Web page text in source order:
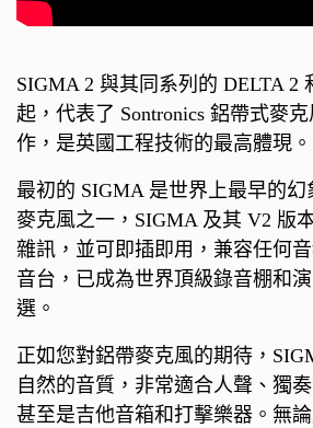
SIGMA 2 與其同系列的 DELTA 2
起，代表了 Sontronics 鋁帶式麥
作，是英國工程技術的最高體現。
最初的 SIGMA 是世界上最早的
麥克風之一，SIGMA 及其 V2 版
雜訊，並可即插即用，兼容任何
音台，已成為世界頂級錄音棚和
選。
正如您對鋁帶麥克風的期待，
自然的音質，非常適合人聲、獨
甚至是吉他音箱和打擊樂器。 無